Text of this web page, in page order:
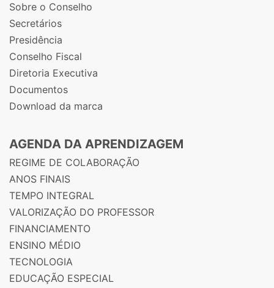
Sobre o Conselho
Secretários
Presidência
Conselho Fiscal
Diretoria Executiva
Documentos
Download da marca
AGENDA DA APRENDIZAGEM
REGIME DE COLABORAÇÃO
ANOS FINAIS
TEMPO INTEGRAL
VALORIZAÇÃO DO PROFESSOR
FINANCIAMENTO
ENSINO MÉDIO
TECNOLOGIA
EDUCAÇÃO ESPECIAL